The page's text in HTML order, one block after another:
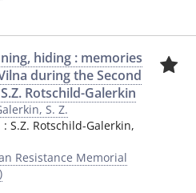
hiding : memories
during the Second
Rotschild-Galerkin
S. Z.
: S.Z. Rotschild-Galerkin,
Resistance Memorial